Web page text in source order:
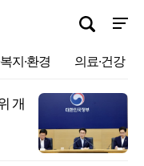
사이
검색창 열기
지·환경 의료·건강
개